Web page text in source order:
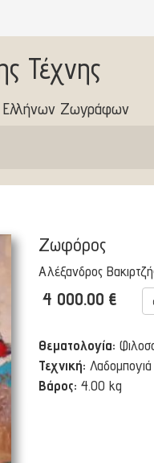
Τέχνης
Ελλήνων Ζωγράφων
Ζωφόρος
Αλέξανδρος
4 000.00 €
Θεματολογία:
Τεχνική: Λαδομπογιά
Βάρος: 4.00 kg